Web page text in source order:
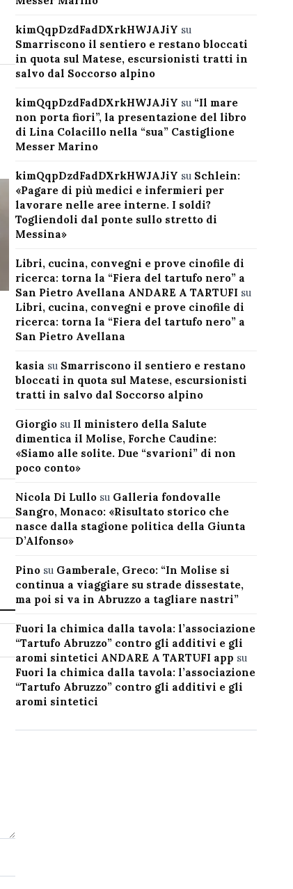
kimQqpDzdFadDXrkHWJAJiY su
Smarriscono il sentiero e restano bloccati
in quota sul Matese, escursionisti tratti in
salvo dal Soccorso alpino
kimQqpDzdFadDXrkHWJAJiY su “Il mare
non porta fiori”, la presentazione del libro
di Lina Colacillo nella “sua” Castiglione
Messer Marino
kimQqpDzdFadDXrkHWJAJiY su Schlein:
«Pagare di più medici e infermieri per
lavorare nelle aree interne. I soldi?
Togliendoli dal ponte sullo stretto di
Messina»
Libri, cucina, convegni e prove cinofile di
ricerca: torna la “Fiera del tartufo nero” a
San Pietro Avellana ANDARE A TARTUFI su
Libri, cucina, convegni e prove cinofile di
ricerca: torna la “Fiera del tartufo nero” a
San Pietro Avellana
kasia su Smarriscono il sentiero e restano
bloccati in quota sul Matese, escursionisti
tratti in salvo dal Soccorso alpino
Giorgiosu Il ministero della Salute
dimentica il Molise, Forche Caudine:
«Siamo alle solite. Due “svarioni” di non
poco conto»
Nicola Di Lullosu Galleria fondovalle
Sangro, Monaco: «Risultato storico che
nasce dalla stagione politica della Giunta
D’Alfonso»
Pinosu Gamberale, Greco: “In Molise si
continua a viaggiare su strade dissestate,
ma poi si va in Abruzzo a tagliare nastri”
Fuori la chimica dalla tavola: l’associazione
“Tartufo Abruzzo” contro gli additivi e gli
aromi sintetici ANDARE A TARTUFI app su
Fuori la chimica dalla tavola: l’associazione
“Tartufo Abruzzo” contro gli additivi e gli
aromi sintetici